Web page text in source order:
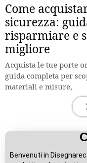
Come
sicurezza:
risparmiare e
migliore
Acquista le tue porte
guida completa per
materiali e misure,
Benvenuti in